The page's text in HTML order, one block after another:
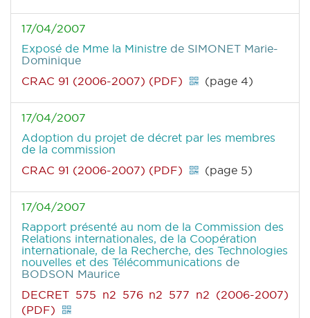
17/04/2007
Exposé de Mme la Ministre de SIMONET Marie-
Dominique
CRAC 91 (2006-2007) (PDF)
(page 4)
17/04/2007
Adoption du projet de décret par les membres
de la commission
CRAC 91 (2006-2007) (PDF)
(page 5)
17/04/2007
Rapport présenté au nom de la Commission des
Relations internationales, de la Coopération
internationale, de la Recherche, des Technologies
nouvelles et des Télécommunications de
BODSON Maurice
DECRET 575 n2 576 n2 577 n2 (2006-2007)
(PDF)